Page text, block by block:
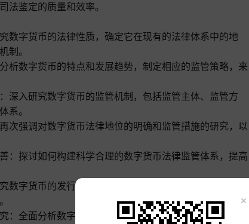
法鉴定的质量和效率。
数字货币的法律性质，确定它在现有的法律体系中的地
制。
析数字货币的特点和发展趋势，制定相应的监管策略，来
深入研究数字货币的监管机制，包括监管主体、监管方
系。
次强调对数字货币法律地位的明确和监管措施的研究，以
：探讨如何构建科学合理的数字货币法律监管体系，提高
数字货币的发行机制和法律监管要求，确保数字货币的发
：全面分析数字货币的法律地位和监管机制，为数字货币